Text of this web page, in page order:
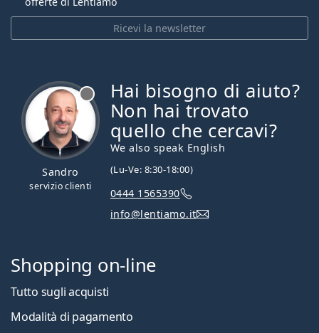
Ricevi la newsletter
Sandro
servizio clienti
Hai bisogno di aiuto?
Non hai trovato
quello che cercavi?
We also speak English
(Lu-Ve: 8:30-18:00)
0444 1565390
info@lentiamo.it
Shopping on-line
Tutto sugli acquisti
Modalità di pagamento